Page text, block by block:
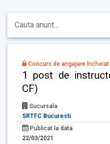
Concurs de angajare încheiat
1 post de
CF)
Sucursala
SRTFC Bucuresti
Publicat la data
22/03/2021